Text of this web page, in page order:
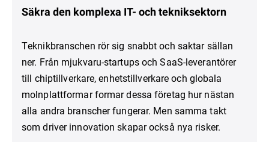
Säkra den komplexa IT- och tekniksektorn
Teknikbranschen rör sig snabbt och saktar sällan
ner. Från mjukvaru-startups och SaaS-leverantörer
till chiptillverkare, enhetstillverkare och globala
molnplattformar formar dessa företag hur nästan
alla andra branscher fungerar. Men samma takt
som driver innovation skapar också nya risker.